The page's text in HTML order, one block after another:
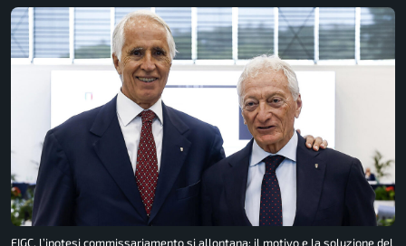
FIGC, l’ipotesi commissariamento si allontana: il motivo e la soluzione del